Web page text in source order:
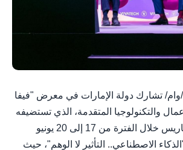
18 يونيو /وام/ تشارك دولة الإمارات في معرض "فيفا
الأعمال والتكنولوجيا المتقدمة، الذي تستضيفه
العاصمة الفرنسية باريس خلال الفترة من 17 إلى 20 يونيو
الاصطناعي.. التأثير لا الوهم"، حيث